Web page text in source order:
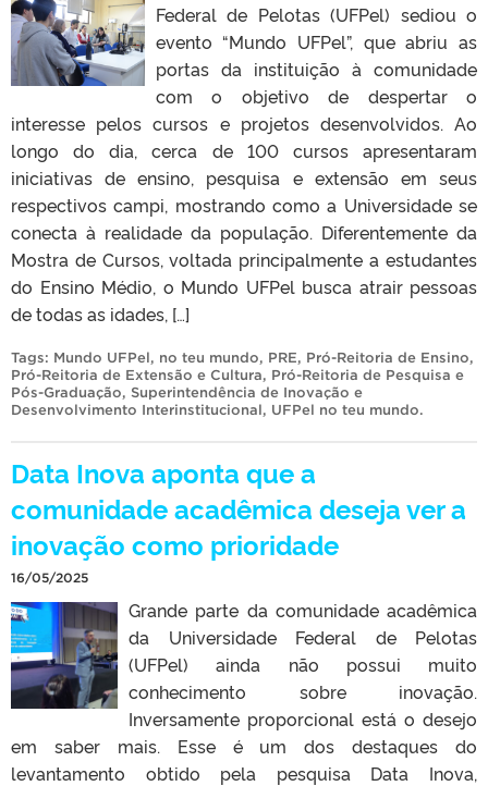
Federal de Pelotas (UFPel) sediou o
evento “Mundo UFPel”, que abriu as
portas da instituição à comunidade
com o objetivo de despertar o
interesse pelos cursos e projetos desenvolvidos. Ao
longo do dia, cerca de 100 cursos apresentaram
iniciativas de ensino, pesquisa e extensão em seus
respectivos campi, mostrando como a Universidade se
conecta à realidade da população. Diferentemente da
Mostra de Cursos, voltada principalmente a estudantes
do Ensino Médio, o Mundo UFPel busca atrair pessoas
de todas as idades, […]
Tags: Mundo UFPel, no teu mundo, PRE, Pró-Reitoria de Ensino,
Pró-Reitoria de Extensão e Cultura, Pró-Reitoria de Pesquisa e
Pós-Graduação, Superintendência de Inovação e
Desenvolvimento Interinstitucional, UFPel no teu mundo.
Data Inova aponta que a
comunidade acadêmica deseja ver a
inovação como prioridade
16/05/2025
Grande parte da comunidade acadêmica
da Universidade Federal de Pelotas
(UFPel) ainda não possui muito
conhecimento sobre inovação.
Inversamente proporcional está o desejo
em saber mais. Esse é um dos destaques do
levantamento obtido pela pesquisa Data Inova,